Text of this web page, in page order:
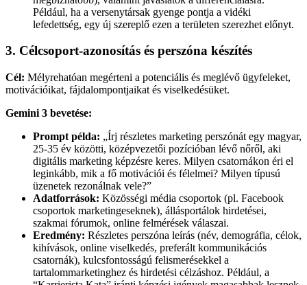
Például, ha a versenytársak gyenge pontja a vidéki
lefedettség, egy új szereplő ezen a területen szerezhet előnyt.
3. Célcsoport-azonosítás és perszóna készítés
Cél: Mélyrehatóan megérteni a potenciális és meglévő ügyfeleket,
motivációikat, fájdalompontjaikat és viselkedésüket.
Gemini 3 bevetése:
Prompt példa: „Írj részletes marketing perszónát egy magyar,
25-35 év közötti, középvezetői pozícióban lévő nőről, aki
digitális marketing képzésre keres. Milyen csatornákon éri el
leginkább, mik a fő motivációi és félelmei? Milyen típusú
üzenetek rezonálnak vele?”
Adatforrások: Közösségi média csoportok (pl. Facebook
csoportok marketingeseknek), állásportálok hirdetései,
szakmai fórumok, online felmérések válaszai.
Eredmény: Részletes perszóna leírás (név, demográfia, célok,
kihívások, online viselkedés, preferált kommunikációs
csatornák), kulcsfontosságú felismerésekkel a
tartalommarketinghez és hirdetési célzáshoz. Például, a